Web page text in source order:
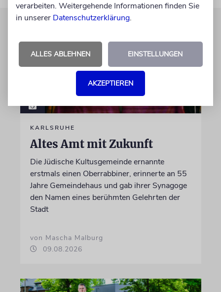
KARLSRUHE
Altes Amt mit Zukunft
Die Jüdische Kultusgemeinde ernannte
erstmals einen Oberrabbiner, erinnerte an 55
Jahre Gemeindehaus und gab ihrer Synagoge
den Namen eines berühmten Gelehrten der
Stadt
von Mascha Malburg
09.08.2026
verarbeiten. Weitergehende Informationen finden Sie
in unserer Datenschutzerklärung.
ALLES ABLEHNEN EINSTELLUNGEN
AKZEPTIEREN